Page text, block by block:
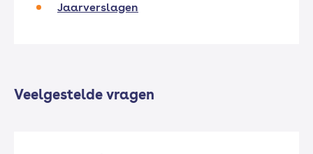
Jaarverslagen
Veelgestelde vragen